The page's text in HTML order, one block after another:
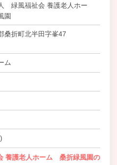
緑風福祉会 養護老人ホー
園
桑折町北半田字峯47
ム
養護老人ホーム 桑折緑風園の